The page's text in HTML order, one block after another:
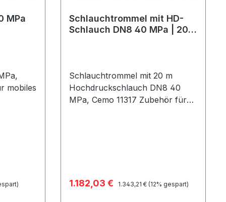
MPa
mobiles
Schlauchtrommel mit HD-
Schlauch DN8 40 MPa | 20
Schlauchtrommel mit 20 m
Hochdruckschlauch DN8 40
MPa, Cemo 11317 Zubehör für
Verkaufspreis:
1.182,03 € Regulärer Preis:
1.343,21 € (12% gespart)